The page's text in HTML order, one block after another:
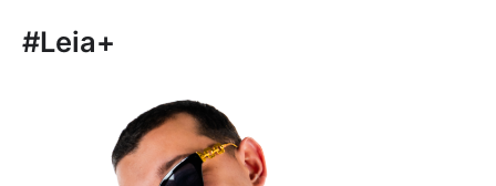
#Leia+